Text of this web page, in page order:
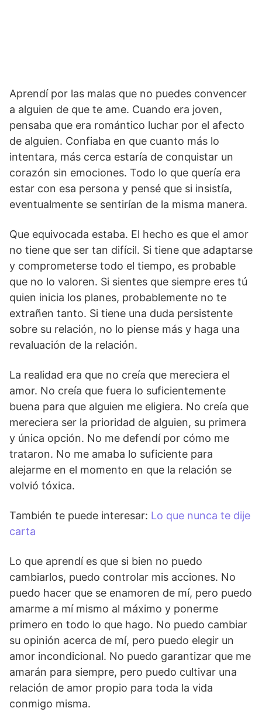
Aprendí por las malas que no puedes convencer
a alguien de que te ame. Cuando era joven,
pensaba que era romántico luchar por el afecto
de alguien. Confiaba en que cuanto más lo
intentara, más cerca estaría de conquistar un
corazón sin emociones. Todo lo que quería era
estar con esa persona y pensé que si insistía,
eventualmente se sentirían de la misma manera.
Que equivocada estaba. El hecho es que el amor
no tiene que ser tan difícil. Si tiene que adaptarse
y comprometerse todo el tiempo, es probable
que no lo valoren. Si sientes que siempre eres tú
quien inicia los planes, probablemente no te
extrañen tanto. Si tiene una duda persistente
sobre su relación, no lo piense más y haga una
revaluación de la relación.
La realidad era que no creía que mereciera el
amor. No creía que fuera lo suficientemente
buena para que alguien me eligiera. No creía que
mereciera ser la prioridad de alguien, su primera
y única opción. No me defendí por cómo me
trataron. No me amaba lo suficiente para
alejarme en el momento en que la relación se
volvió tóxica.
También te puede interesar: Lo que nunca te dije
carta
Lo que aprendí es que si bien no puedo
cambiarlos, puedo controlar mis acciones. No
puedo hacer que se enamoren de mí, pero puedo
amarme a mí mismo al máximo y ponerme
primero en todo lo que hago. No puedo cambiar
su opinión acerca de mí, pero puedo elegir un
amor incondicional. No puedo garantizar que me
amarán para siempre, pero puedo cultivar una
relación de amor propio para toda la vida
conmigo misma.